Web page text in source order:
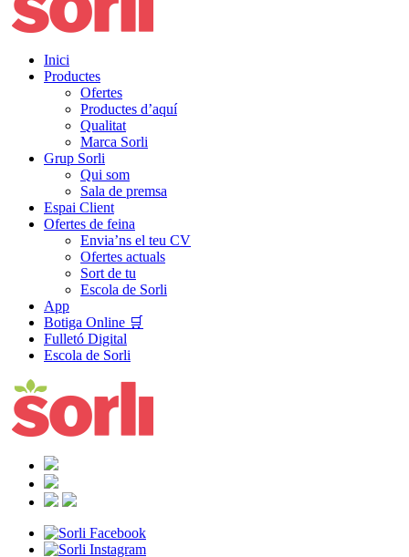
Inici
Productes
Ofertes
Productes d’aquí
Qualitat
Marca Sorli
Grup Sorli
Qui som
Sala de premsa
Espai Client
Ofertes de feina
Envia’ns el teu CV
Ofertes actuals
Sort de tu
Escola de Sorli
App
Botiga Online 🛒
Fulletó Digital
Escola de Sorli